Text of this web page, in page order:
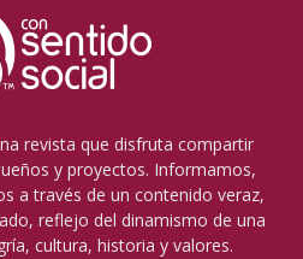
revista que disfruta compartir
y proyectos. Informamos,
a través de un contenido veraz,
reflejo del dinamismo de una
cultura, historia y valores.